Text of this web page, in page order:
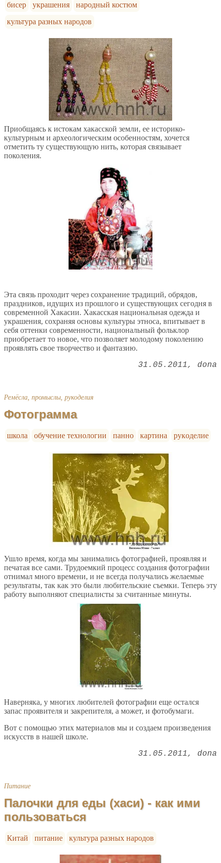
бисер украшения
народный костюм
культура разных народов
Приобщаясь к истокам хакасской земли, ее историко-
культурным и археологическим особенностям, хочется
отметить ту существующую нить, которая связывает
поколения.
Эта связь проходит через сохранение традиций, обрядов,
праздников, идущих из прошлого и существующих сегодня в
современной Хакасии. Хакасская национальная одежда и
украшения, сохраняя основы культуры этноса, впитывает в
себя оттенки современности, национальный фольклор
приобретает то новое, что позволяет молодому поколению
проявлять свое творчество и фантазию.
31.05.2011 dona
Ремёсла, промыслы, рукоделия
Фотограмма
школа обучение технологии панно картина рукоделие
Ушло время, когда мы занимались фотографией, проявляя и
печатая все сами. Трудоемкий процесс создания фотографии
отнимал много времени, и не всегда получались желаемые
результаты, так как это были любительские съемки. Теперь эту
работу выполняют специалисты за считанные минуты.
Наверняка, у многих любителей фотографии еще остался
запас проявителя и закрепителя, а может, и фотобумаги.
Вот с помощью этих материалов мы и создаем произведения
искусств в нашей школе.
31.05.2011 dona
Питание
Палочки для еды (хаси) - как ими
пользоваться
Китай питание культура разных народов